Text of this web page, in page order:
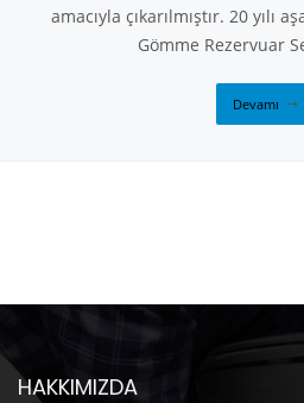
amacıyla çıkarılmıştır. 20 yılı
Gömme Rezervuar
Devamı
HAKKIMIZDA